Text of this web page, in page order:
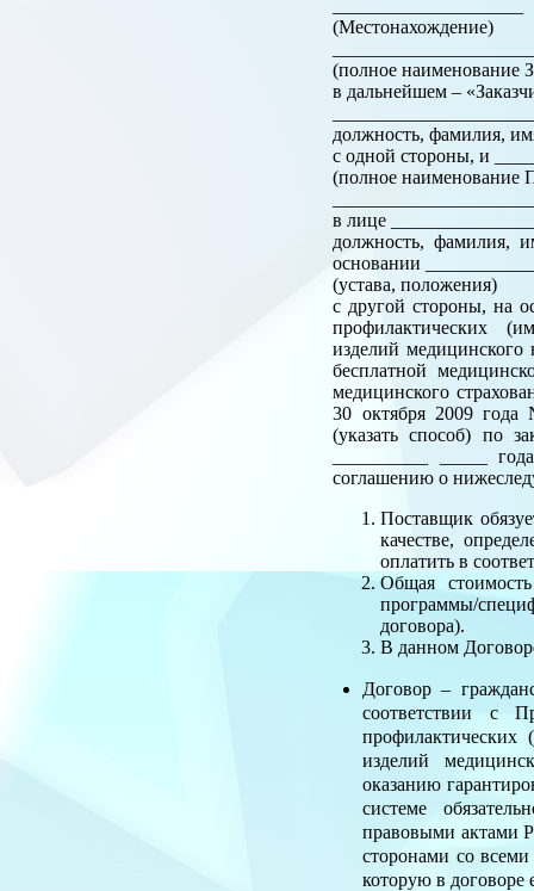
(Местонахождение)
(полное наименование
в дальнейшем –
должность, фамилия,
с одной стороны, и
(полное наименование
в лице
должность, фамилия,
основании
(устава, положения)
с другой стороны, на
профилактических
изделий медицинского
бесплатной
медицинского
30 октября 2009 года
(указать способ) по
__________ _____
соглашению о
Поставщик
качестве,
оплатить в
Общая
программы/
договора).
В данном
Договор –
соответствии с
профилактических
изделий
оказанию
системе
правовыми актами
сторонами со
которую в договоре